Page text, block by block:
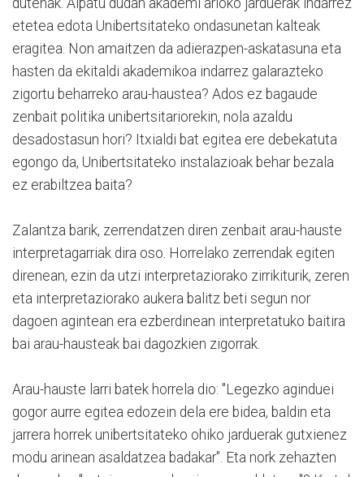
etetea edota Unibertsitateko ondasunetan kalteak
eragitea. Non amaitzen da adierazpen-askatasuna eta
hasten da ekitaldi akademikoa indarrez galarazteko
zigortu beharreko arau-haustea? Ados ez bagaude
zenbait politika unibertsitariorekin, nola azaldu
desadostasun hori? Itxialdi bat egitea ere debekatuta
egongo da, Unibertsitateko instalazioak behar bezala
ez erabiltzea baita?
Zalantza barik, zerrendatzen diren zenbait arau-hauste
interpretagarriak dira oso. Horrelako zerrendak egiten
direnean, ezin da utzi interpretaziorako zirrikiturik, zeren
eta interpretaziorako aukera balitz beti segun nor
dagoen agintean era ezberdinean interpretatuko baitira
bai arau-hausteak bai dagozkien zigorrak.
Arau-hauste larri batek horrela dio: "Legezko aginduei
gogor aurre egitea edozein dela ere bidea, baldin eta
jarrera horrek unibertsitateko ohiko jarduerak gutxienez
modu arinean asaldatzea badakar". Eta nork zehazten